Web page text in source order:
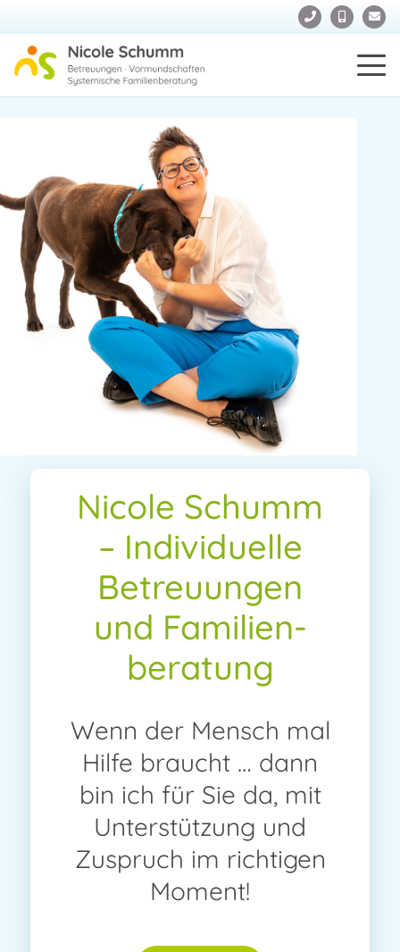
Nicole Schumm
– Individuelle
Betreuungen
und Familien­
beratung
Wenn der Mensch mal
Hilfe braucht … dann
bin ich für Sie da, mit
Unterstützung und
Zuspruch im richtigen
Moment!